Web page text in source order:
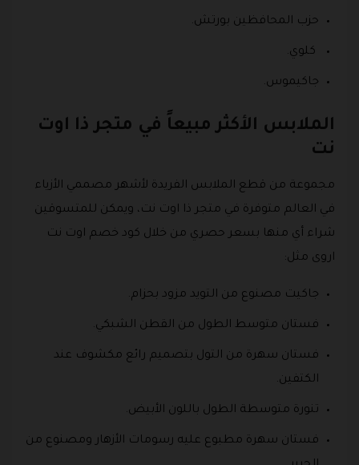
حزب المحافظين بورتش.
كلوي.
جاكيموس.
الملابس الأكثر مبيعاً في متجر ذا اوت
نت
مجموعة من قطع الملابس الفريدة لأشهر مصممي الأزياء
في العالم متوفرة في متجر ذا اوت نت، ويمكن للمتسوقين
شراء أي منها بسعر حصري من خلال كود خصم اوت نت
اروى مثل:
جاكيت مصنوع من التويد مزود بحزام.
فستان متوسط الطول من القطن الشبكي.
فستان سهرة من التول بتصميم رائع مكشوف عند
الكتفين.
تنورة متوسطة الطول باللون الأبيض.
فستان سهرة مطبوع عليه رسومات الأزهار ومصنوع من